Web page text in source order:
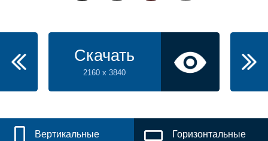
Скачать
2160 x 3840
Вертикальные Горизонтальные